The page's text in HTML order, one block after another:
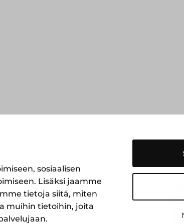
sosiaalisen
Lisäksi jaamme
tietoja siitä, miten
muihin tietoihin, joita